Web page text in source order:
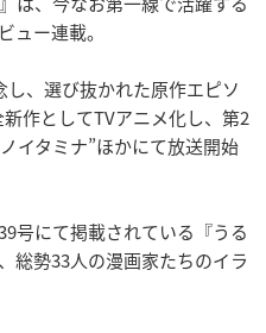
ュー連載。
、選び抜かれた原作エピソ
作としてTVアニメ化し、第2
イタミナ”ほかにて放送開始
号にて掲載されている『うる
総勢33人の漫画家たちのイラ